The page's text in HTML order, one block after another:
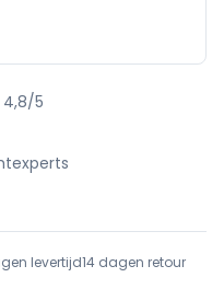
5
levertijd14 dagen retour